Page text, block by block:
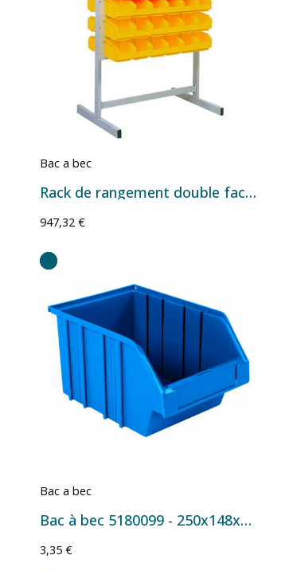
Bac a bec
Rack de rangement double face Série European avec bacs à bec – Plusieurs configurations
947,32 €
Bac a bec
Bac à bec 5180099 - 250x148x130 mm - 4 L Bleu
3,35 €